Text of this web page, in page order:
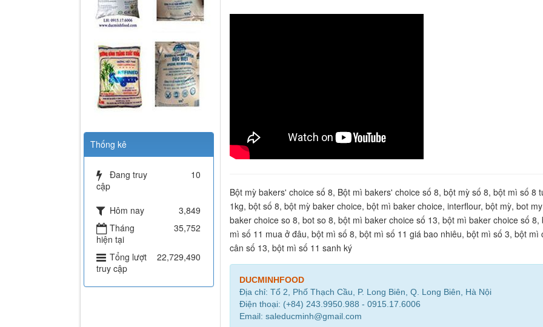
Bột mỳ bakers' choice số 8, Bột mì bakers' choice số 8, bột mỳ số 8, bột mì số 8
1kg, bột số 8, bột mỳ baker choice, bột mì baker choice, interflour, bột mỳ, bot my
baker choice so 8, bot so 8, bột mì baker choice số 13, bột mì baker choice số 8,
mì số 11 mua ở đâu, bột mì số 8, bột mì số 11 giá bao nhiêu, bột mì số 3, bột mì
cân số 13, bột mì số 11 sanh ký
DUCMINHFOOD
Địa chỉ: Tổ 2, Phố Thạch Cầu, P. Long Biên, Q. Long Biên, Hà Nội
Điện thoại: (+84) 243.9950.988 - 0915.17.6006
Email: saleducminh@gmail.com
Thống kê
Đang truy
cập
10
Hôm nay
3,849
Tháng
hiện tại
35,752
Tổng lượt
truy cập
22,729,490